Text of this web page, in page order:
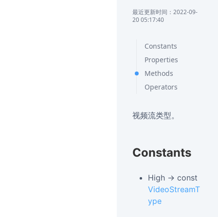
最近更新时间：2022-09-
20 05:17:40
Constants
Properties
Methods
Operators
视频流类型。
Constants
High → const
VideoStreamT
ype